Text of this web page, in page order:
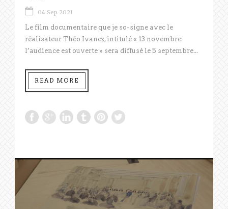
04 Sep 2021
Le film documentaire que je so-signe avec le
réalisateur Théo Ivanez, intitulé « 13 novembre:
l’audience est ouverte » sera diffusé le 5 septembre...
READ MORE